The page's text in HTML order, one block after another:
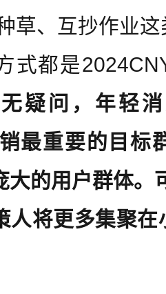
草、互抄作业
式都是
疑问，年轻
最重要的目标
大的用户群体。
人将更多集聚